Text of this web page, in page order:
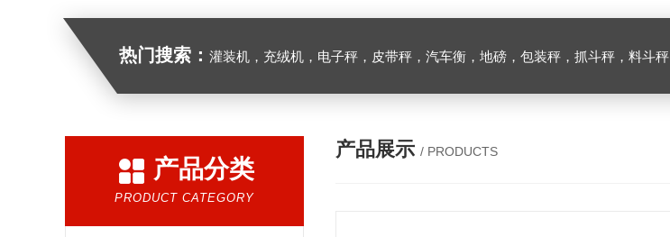
热门搜索： 灌装机，充绒机，电子秤，皮带秤，汽车衡，地磅，包装秤，抓斗秤，料斗秤
产品分类
PRODUCT CATEGORY
产品展示 / PRODUCTS